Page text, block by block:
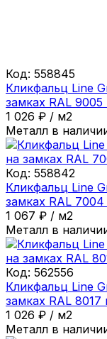
Код: 558845
Кликфальц Line
замках RAL
1 026 ₽ / м2
Металл в
Код: 558842
Кликфальц Line
замках RAL
1 067 ₽ / м2
Металл в
Код: 562556
Кликфальц Line
замках RAL
1 026 ₽ / м2
Металл в